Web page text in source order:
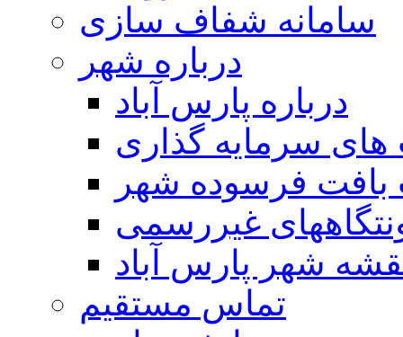
سامانه شفاف سازی
درباره شهر
درباره پارس آباد
سرمایه گذاری
بافت فرسوده شهر
غیررسمی
شهر پارس آباد
تماس مستقیم